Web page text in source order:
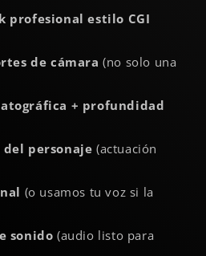
profesional estilo CGI
de cámara (no solo una
+ profundidad
personaje (actuación
(o usamos tu voz si la
sonido (audio listo para